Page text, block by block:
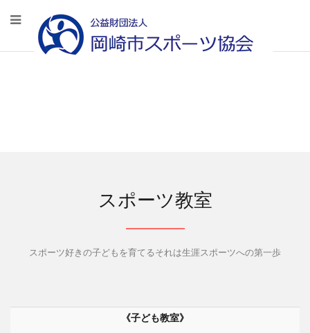
スポーツ教室
スポーツ好きの子どもを育てるそれは生涯スポーツへの第一歩
《子ども教室》